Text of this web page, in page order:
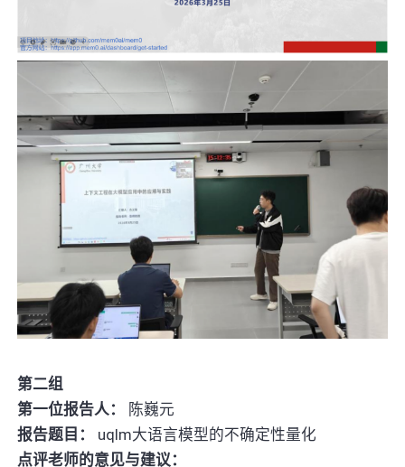
第二组
第一位报告人：
陈巍元
报告题目：
uqlm大语言模型的不确定性量化
点评老师的意见与建议：